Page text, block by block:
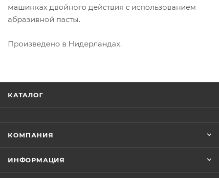
машинках двойного действия с использованием
абразивной пасты.
Произведено в Нидерландах.
КАТАЛОГ
КОМПАНИЯ
ИНФОРМАЦИЯ